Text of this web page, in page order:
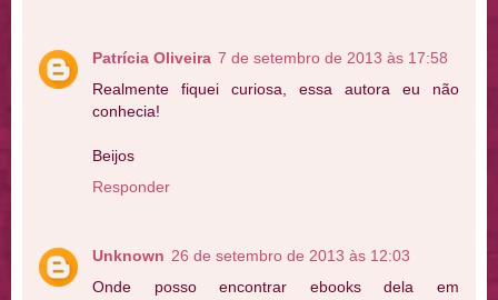
Patrícia Oliveira 7 de setembro de 2013 às 17:58
Realmente fiquei curiosa, essa autora eu não
conhecia!
Beijos
Responder
Unknown 26 de setembro de 2013 às 12:03
Onde posso encontrar ebooks dela em